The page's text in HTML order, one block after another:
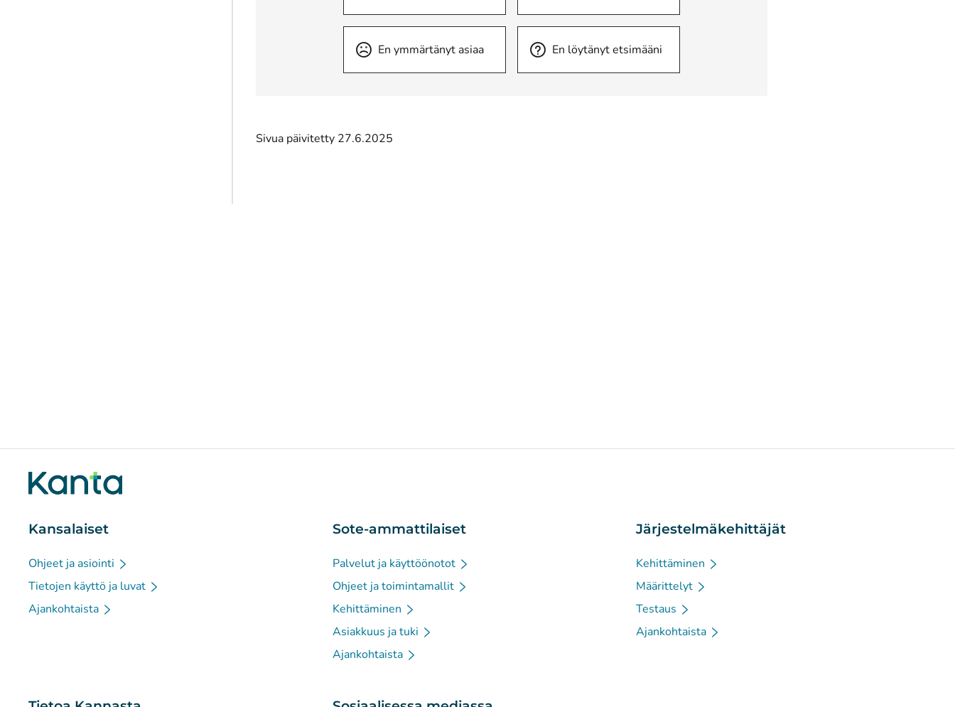
En ymmärtänyt asiaa En löytänyt etsimääni
Sivua päivitetty 27.6.2025
Kansalaiset
Ohjeet ja asiointi
Tietojen käyttö ja luvat
Ajankohtaista
Sote-ammattilaiset
Palvelut ja käyttöönotot
Ohjeet ja toimintamallit
Kehittäminen
Asiakkuus ja tuki
Ajankohtaista
Järjestelmäkehittäjät
Kehittäminen
Määrittelyt
Testaus
Ajankohtaista